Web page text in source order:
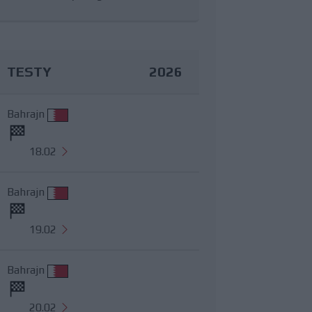
TESTY 2026
Bahrajn
18.02
Bahrajn
19.02
Bahrajn
20.02